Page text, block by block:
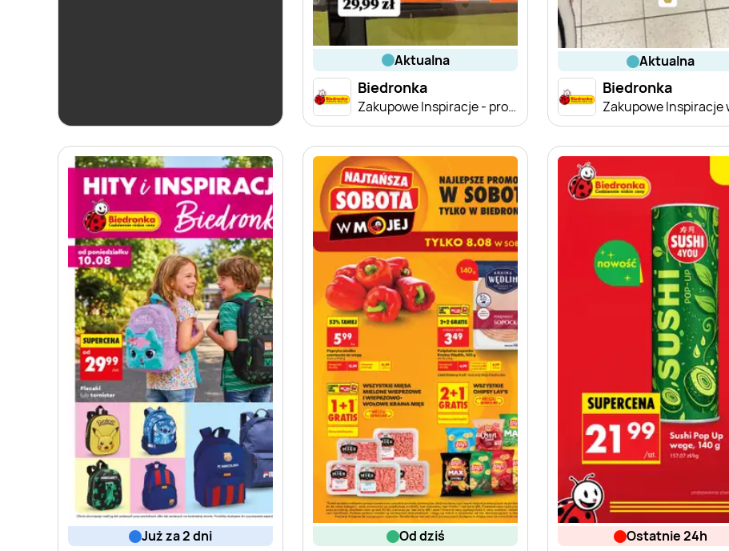
aktualna
Biedronka
Zakupowe Inspiracje - produkty do domu i dodatki modowe
aktualna
Biedronka
już za 2 dni od dziś ostatnie 24h